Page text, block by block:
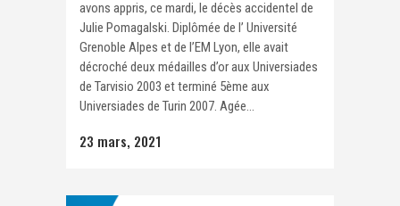
avons appris, ce mardi, le décès accidentel de
Julie Pomagalski. Diplômée de l’ Université
Grenoble Alpes et de l’EM Lyon, elle avait
décroché deux médailles d’or aux Universiades
de Tarvisio 2003 et terminé 5ème aux
Universiades de Turin 2007. Agée...
23 mars, 2021